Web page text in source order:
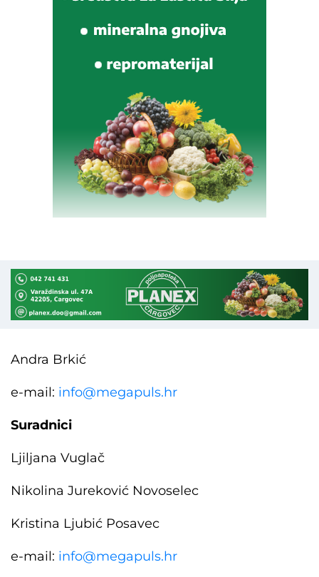
Andra Brkić
e-mail: info@megapuls.hr
Suradnici
Ljiljana Vuglač
Nikolina Jureković Novoselec
Kristina Ljubić Posavec
e-mail: info@megapuls.hr